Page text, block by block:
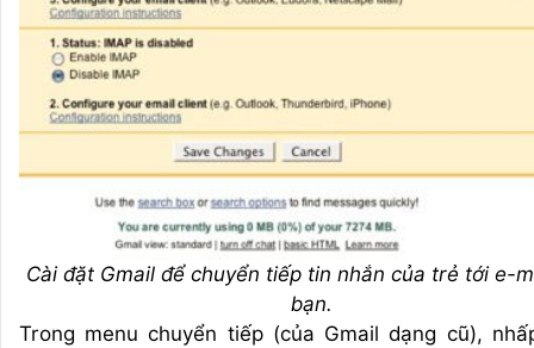
Cài đặt Gmail để chuyển tiếp tin nhắn của trẻ tới e-
bạn.
Trong menu chuyển tiếp (của Gmail dạng cũ),